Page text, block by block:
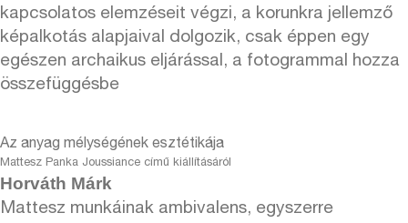
kapcsolatos elemzéseit végzi, a korunkra jellemző
képalkotás alapjaival dolgozik, csak éppen egy
egészen archaikus eljárással, a fotogrammal hozza
összefüggésbe
Az anyag mélységének esztétikája
Mattesz Panka Joussiance című kiállításáról
Horváth Márk
Mattesz munkáinak ambivalens, egyszerre